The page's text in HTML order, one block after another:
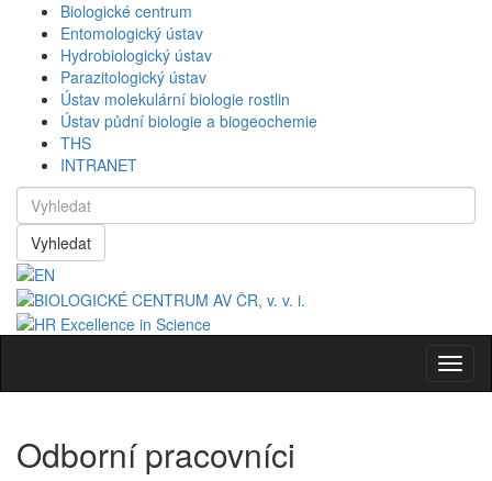
Biologické centrum
Entomologický ústav
Hydrobiologický ústav
Parazitologický ústav
Ústav molekulární biologie rostlin
Ústav půdní biologie a biogeochemie
THS
INTRANET
Vyhledat
Odborní pracovníci